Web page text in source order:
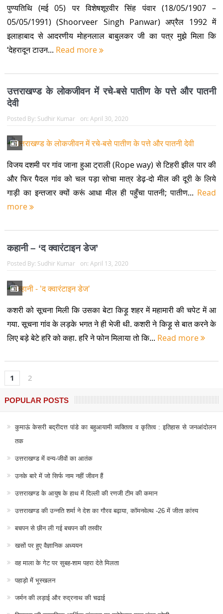
पुण्यतिथि (मई 05) पर विशेषशूरवीर सिंह पंवार (18/05/1907 –
05/05/1991) (Shoorveer Singh Panwar) अप्रैल 1992 में
इलाहाबाद से आदरणीय मोहनलाल बाबुलकर जी का पत्र मुझे मिला कि
‘देहरादून टाउन... Read more
उत्तराखण्ड के लोकजीवन में रचे-बसे पातीण के पत्ते और पातनी
देवी
Posted By: Sudhir Kumar on: April 30, 2020
विजय दशमी पर गांव जाना हुआ ट्राली (Rope way) से टिहरी झील पार की
और फिर पैदल गांव को चल पड़ा सोचा मात्र डेढ़-दो मील की दूरी के लिये
गाड़ी का इन्तजार क्यों करूं आधा मील ही पहुँचा पातनी; पातीण... Read
more
कहानी – ‘द क्वारंटाइन डेज’
Posted By: Sudhir Kumar on: April 13, 2020
कशरी को सूचना मिली कि उसका बेटा किड़ू शहर में महामारी की चपेट में आ
गया. सूचना गांव के लड़के भगत ने ही भेजी थी. कशरी ने किड़ू से बात करने के
लिए बड़े बेटे हरि को कहा. हरि ने फोन मिलाया तो कि... Read more
1 2
POPULAR POSTS
कुमाऊं केसरी बद्रीदत्त पांडे का बहुआयामी व्यक्तित्व व कृतित्व : इतिहास से जनआंदोलन
तक
उत्तराखण्ड में वन्य-जीवों का आतंक
उनके बारे में जो सिर्फ नाम नहीं जीवन हैं
उत्तराखण्ड के आयुष के हाथ में दिल्ली की रणजी टीम की कमान
उत्तराखण्ड की उन्नति शर्मा ने देश का गौरव बढ़ाया, कॉमनवेल्थ -26 में जीता कांस्य
बचपन से छीन ली गई बचपन की तस्वीर
खसों पर हुए वैज्ञानिक अध्ययन
वह माला के गेट पर सुबह-शाम पहरा देते मिलता
पहाड़ो में भूस्खलन
जर्मन की लड़ाई और रुद्रनाथ की चढाई